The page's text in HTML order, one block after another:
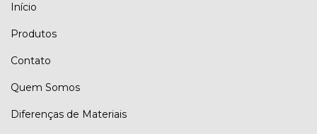
Início
Produtos
Contato
Quem Somos
Diferenças de Materiais